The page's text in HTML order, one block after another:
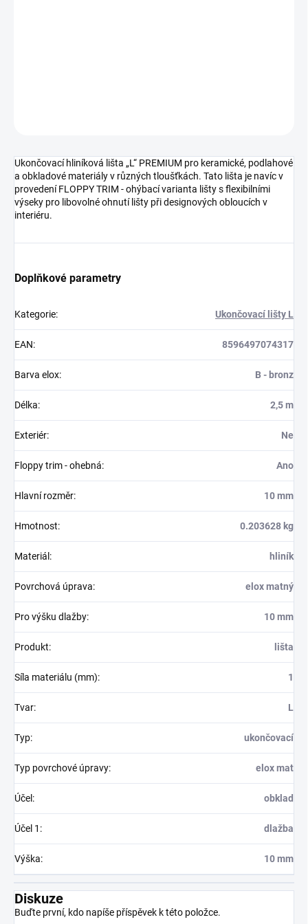
Ukončovací hliníková lišta „L“ PREMIUM pro keramické, podlahové
a obkladové materiály v různých tloušťkách. Tato lišta je navíc v
provedení FLOPPY TRIM - ohýbací varianta lišty s flexibilními
výseky pro libovolné ohnutí lišty při designových obloucích v
interiéru.
Doplňkové parametry
Kategorie: Ukončovací lišty L
EAN: 8596497074317
Barva elox: B - bronz
Délka: 2,5 m
Exteriér: Ne
Floppy trim - ohebná: Ano
Hlavní rozměr: 10 mm
Hmotnost: 0.203628 kg
Materiál : hliník
Povrchová úprava: elox matný
Pro výšku dlažby: 10 mm
Produkt: lišta
Síla materiálu (mm): 1
Tvar: L
Typ: ukončovací
Typ povrchové úpravy: elox mat
Účel : obklad
Účel 1 : dlažba
Výška: 10 mm
Diskuze
Buďte první, kdo napíše příspěvek k této položce.